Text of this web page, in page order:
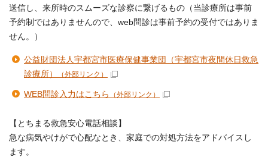
送信し、来所時のスムーズな診察に繋げるもの（当診療所は事前
予約制ではありませんので、web問診は事前予約の受付ではありま
せん。）
公益財団法人宇都宮市医療保健事業団（宇都宮市夜間休日救急
診療所）
（外部リンク）
WEB問診入力はこちら （外部リンク）
【とちまる救急安心電話相談】
急な病気やけがで心配なとき、家庭での対処方法をアドバイスし
ます。